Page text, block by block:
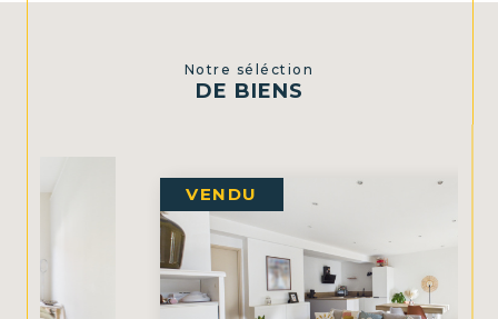
Notre séléction
DE BIENS